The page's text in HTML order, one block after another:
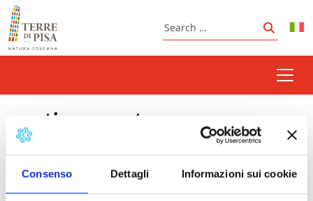
Consenso Dettagli Informazioni sui cookie
Skip to content
Search
Search
cantine aperte